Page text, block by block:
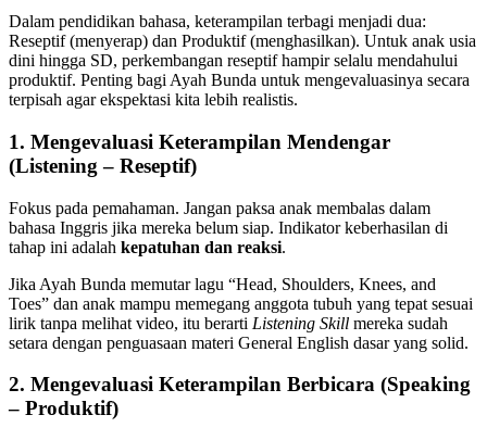
Dalam pendidikan bahasa, keterampilan terbagi menjadi dua:
Reseptif (menyerap) dan Produktif (menghasilkan). Untuk anak usia
dini hingga SD, perkembangan reseptif hampir selalu mendahului
produktif. Penting bagi Ayah Bunda untuk mengevaluasinya secara
terpisah agar ekspektasi kita lebih realistis.
1. Mengevaluasi Keterampilan Mendengar
(Listening – Reseptif)
Fokus pada pemahaman. Jangan paksa anak membalas dalam
bahasa Inggris jika mereka belum siap. Indikator keberhasilan di
tahap ini adalah kepatuhan dan reaksi.
Jika Ayah Bunda memutar lagu “Head, Shoulders, Knees, and
Toes” dan anak mampu memegang anggota tubuh yang tepat sesuai
lirik tanpa melihat video, itu berarti Listening Skill mereka sudah
setara dengan penguasaan materi General English dasar yang solid.
2. Mengevaluasi Keterampilan Berbicara (Speaking
– Produktif)